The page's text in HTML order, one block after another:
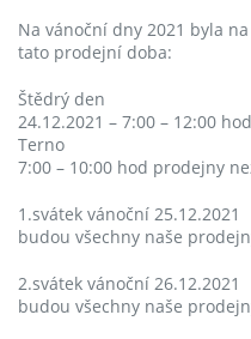
Na vánoční dny 2021 byla
tato prodejní doba:
Štědrý den
24.12.2021 – 7:00 – 12:00
Terno
7:00 – 10:00 hod prodejny
1.svátek vánoční 25.12.2021
budou všechny naše
2.svátek vánoční 26.12.2021
budou všechny naše